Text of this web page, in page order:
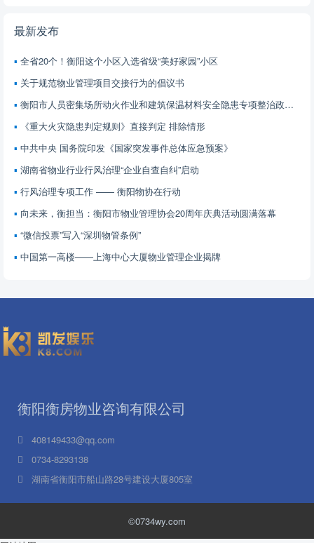
最新发布
全省20个！衡阳这个小区入选省级“美好家园”小区
关于规范物业管理项目交接行为的倡议书
衡阳市人员密集场所动火作业和建筑保温材料安全隐患专项整治政策解读
《重大火灾隐患判定规则》直接判定 排除情形
中共中央 国务院印发《国家突发事件总体应急预案》
湖南省物业行业行风治理“企业自查自纠”启动
行风治理专项工作 —— 衡阳物协在行动
向未来，衡担当：衡阳市物业管理协会20周年庆典活动圆满落幕
“微信投票”写入“深圳物管条例”
中国第一高楼——上海中心大厦物业管理企业揭牌
衡阳衡房物业咨询有限公司
408149433@qq.com
0734-8293138
湖南省衡阳市船山路28号建设大厦805室
©0734wy.com